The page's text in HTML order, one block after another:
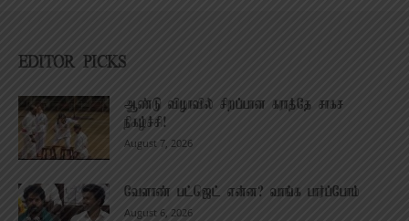
EDITOR PICKS
ஆண்டு விழாவில் சிறப்பான கராத்தே சாகச
நிகழ்ச்சி!
August 7, 2026
வேளாண் பட்ஜெட் என்ன? வாங்க பார்ப்போம்
August 6, 2026